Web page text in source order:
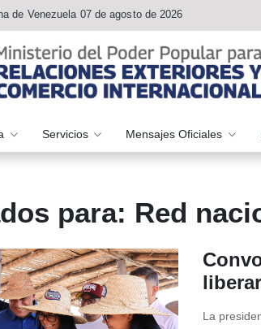
de Venezuela 07 de agosto de 2026
Servicios Mensajes Oficiales
para: Red
La